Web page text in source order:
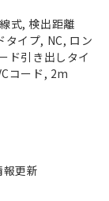
式, 検出距離
イプ, NC, ロン
ド引き出しタイ
コード, 2m
更新